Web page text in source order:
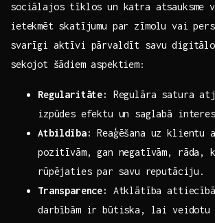
sociālajos tīklos un katra atsauksme
ietekmēt⁣ skatījumu par zīmolu vai
svarīgi aktīvi pārvaldīt savu
sekojot⁣ šādiem‌ aspektiem:
Regularitāte:
Regulāra satura
izpūdes efektu‌ un saglabā
Atbildība: Reaģēšana uz ‌klientu​
pozitīvām, gan negatīvām, ‍rāda,
rūpējaties par⁢ savu reputāciju.
Transparence:
Atklātība attiecībā
darbībām ir būtiska, lai veidotu